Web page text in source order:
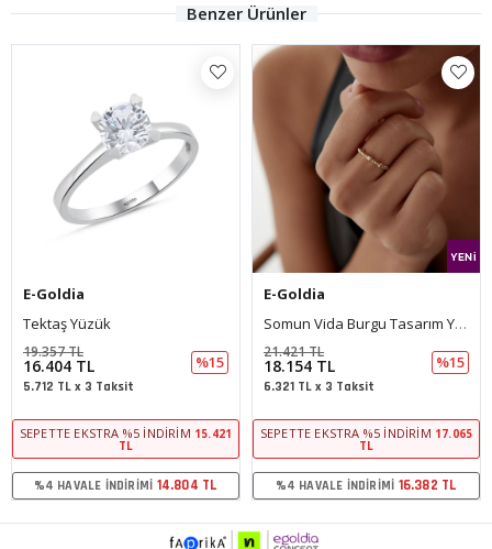
Benzer Ürünler
E-Goldia
Tektaş Yüzük
16.404 TL
19.357 TL
%15
5.712 TL x 3 Taksit
SEPETTE EKSTRA %5 İNDIRIM 15.421
TL
%4 HAVALE İNDIRIMI 14.804 TL
E-Goldia
Somun Vida Burgu Tasarım Yüzük
18.154 TL
21.421 TL
%15
6.321 TL x 3 Taksit
SEPETTE EKSTRA %5 İNDIRIM 17.065
TL
%4 HAVALE İNDIRIMI 16.382 TL